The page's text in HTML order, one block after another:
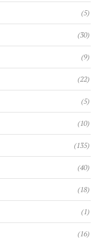
(5)
(30)
(9)
(22)
(5)
(10)
(135)
(40)
(18)
(1)
(16)